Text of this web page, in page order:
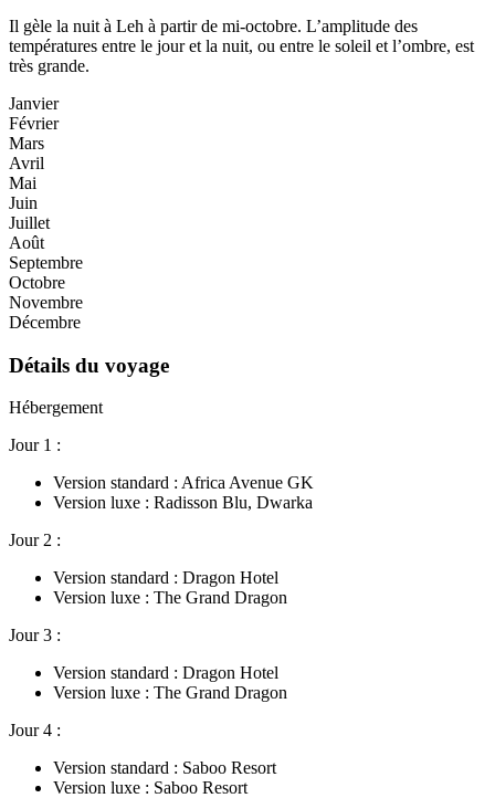
Il gèle la nuit à Leh à partir de mi-octobre. L’amplitude des
températures entre le jour et la nuit, ou entre le soleil et l’ombre, est
très grande.
Janvier
Février
Mars
Avril
Mai
Juin
Juillet
Août
Septembre
Octobre
Novembre
Décembre
Détails du voyage
Hébergement
Jour 1 :
Version standard : Africa Avenue GK
Version luxe : Radisson Blu, Dwarka
Jour 2 :
Version standard : Dragon Hotel
Version luxe : The Grand Dragon
Jour 3 :
Version standard : Dragon Hotel
Version luxe : The Grand Dragon
Jour 4 :
Version standard : Saboo Resort
Version luxe : Saboo Resort